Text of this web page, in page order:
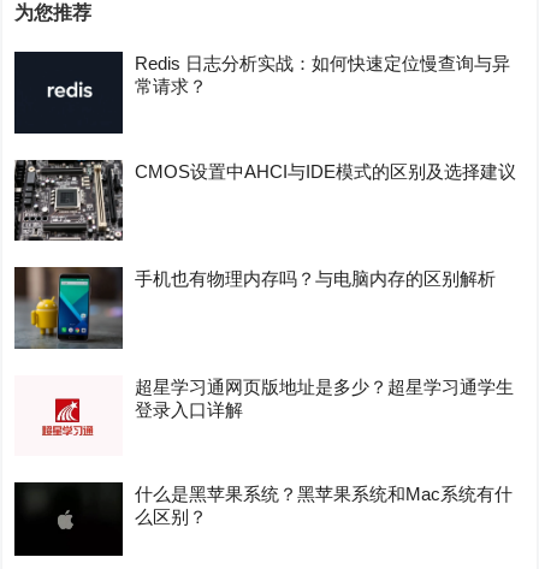
为您推荐
Redis 日志分析实战：如何快速定位慢查询与异
常请求？
CMOS设置中AHCI与IDE模式的区别及选择建议
手机也有物理内存吗？与电脑内存的区别解析
超星学习通网页版地址是多少？超星学习通学生
登录入口详解
什么是黑苹果系统？黑苹果系统和Mac系统有什
么区别？